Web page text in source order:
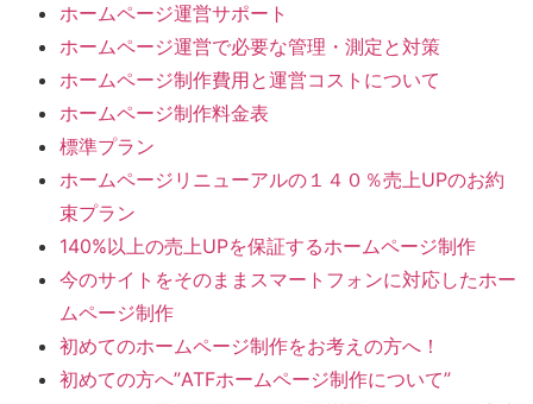
ホームページ運営サポート
ホームページ運営で必要な管理・測定と対策
ホームページ制作費用と運営コストについて
ホームページ制作料金表
標準プラン
ホームページリニューアルの１４０％売上UPのお約
束プラン
140%以上の売上UPを保証するホームページ制作
今のサイトをそのままスマートフォンに対応したホー
ムページ制作
初めてのホームページ制作をお考えの方へ！
初めての方へ”ATFホームページ制作について”